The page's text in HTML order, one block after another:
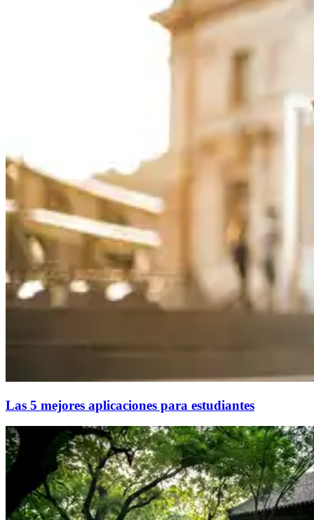
Las 5 mejores aplicaciones para estudiantes